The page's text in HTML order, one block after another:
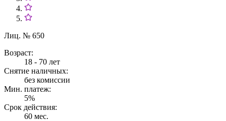
Лиц. № 650
Возраст:
18 - 70 лет
Снятие наличных:
без комиссии
Мин. платеж:
5%
Срок действия:
60 мес.